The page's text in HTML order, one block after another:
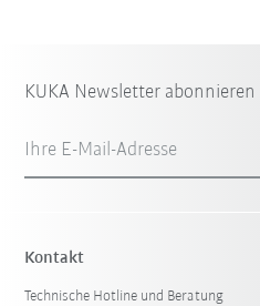
KUKA Newsletter abonnieren
Ihre E-Mail-Adresse
Kontakt
Technische Hotline und Beratung